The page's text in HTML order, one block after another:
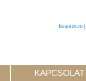
fix-pack.ro
KAPCSOLAT